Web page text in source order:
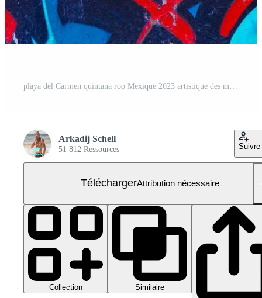
Arkadij Schell
51 812 Ressources Suivre
TéléchargerAttribution nécessaire
Collection Similaire